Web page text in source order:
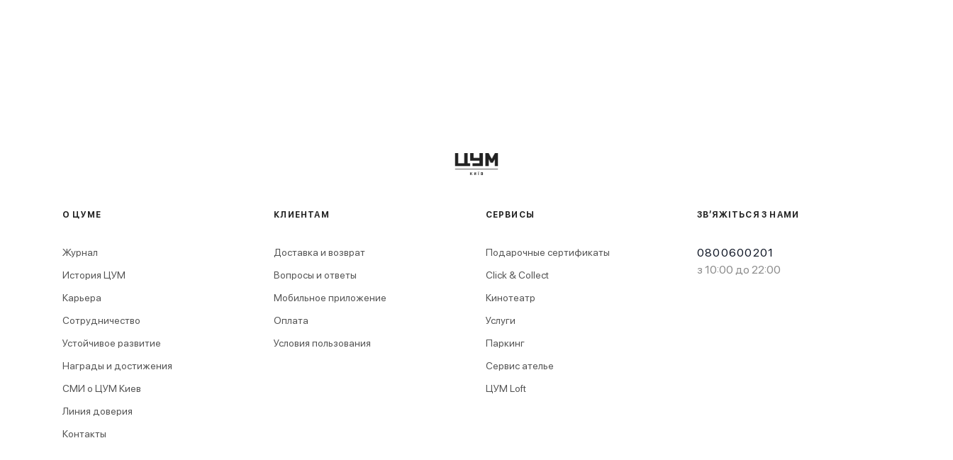
ЗВ’ЯЖІТЬСЯ З НАМИ
0800600201
з 10:00 до 22:00
О ЦУМЕ
Журнал
История ЦУМ
Карьера
Сотрудничество
Устойчивое развитие
Награды и достижения
СМИ о ЦУМ Киев
Линия доверия
Контакты
КЛИЕНТАМ
Доставка и возврат
Вопросы и ответы
Мобильное приложение
Оплата
Условия пользования
СЕРВИСЫ
Подарочные сертификаты
Click & Collect
Кинотеатр
Услуги
Паркинг
Сервис ателье
ЦУМ Loft